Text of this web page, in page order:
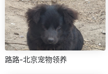
路路-北京宠物领养